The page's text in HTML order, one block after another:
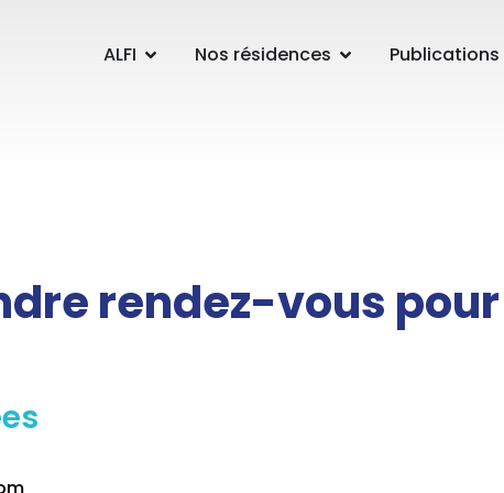
ALFI Nos résidences Publications
rendez-vous